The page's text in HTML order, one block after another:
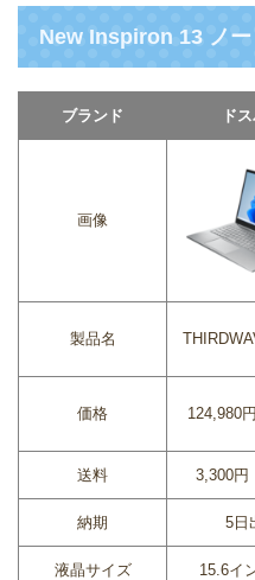
New Inspiron 13 ノ
ブランド ド
画像
製品名
価格 124,980
送料 3,300円
納期 5日
液晶サイズ 15.6イ